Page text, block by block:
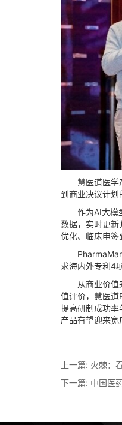
慧医道医学产
到商业决议计划
作为AI大模型
数据，实时更新
优化、临床申签
PharmaMark
求海内外专利4
从商业价值来
值评价，慧医道
提高研制成功率
产品有望迎来宽
上一篇: 火棘：
下一篇: 中国医